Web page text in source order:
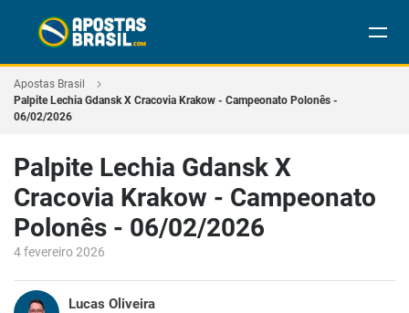
Apostas Brasil
Palpite Lechia Gdansk X Cracovia Krakow - Campeonato Polonês -
06/02/2026
Palpite Lechia Gdansk X
Cracovia Krakow - Campeonato
Polonês - 06/02/2026
4 fevereiro 2026
Lucas Oliveira